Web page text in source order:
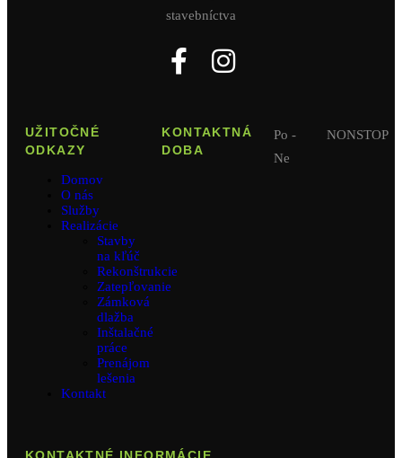
UŽITOČNÉ
ODKAZY
Domov
O nás
Služby
Realizácie
Stavby
na kľúč
Rekonštrukcie
Zatepľovanie
Zámková
dlažba
Inštalačné
práce
Prenájom
lešenia
Kontakt
KONTAKTNÁ
DOBA
Po -
Ne
NONSTOP
stavebníctva
KONTAKTNÉ INFORMÁCIE